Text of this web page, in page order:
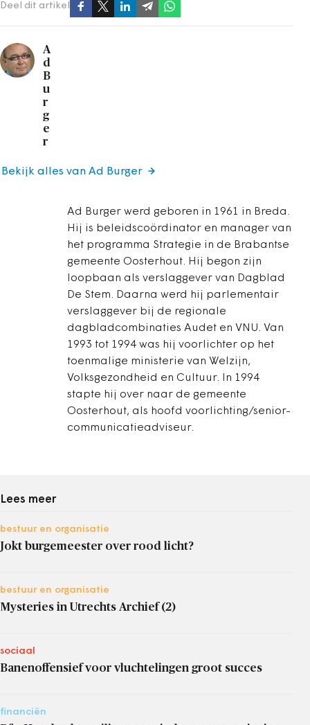
Deel dit artikel
A
d
B
u
r
g
e
r
Ad Burger werd geboren in 1961 in Breda.
Hij is beleidscoördinator en manager van
het programma Strategie in de Brabantse
gemeente Oosterhout. Hij begon zijn
loopbaan als verslaggever van Dagblad
De Stem. Daarna werd hij parlementair
verslaggever bij de regionale
dagbladcombinaties Audet en VNU. Van
1993 tot 1994 was hij voorlichter op het
toenmalige ministerie van Welzijn,
Volksgezondheid en Cultuur. In 1994
stapte hij over naar de gemeente
Oosterhout, als hoofd voorlichting/senior-
communicatieadviseur.
Bekijk alles van Ad Burger
Lees meer
bestuur en organisatie
Jokt burgemeester over rood licht?
bestuur en organisatie
Mysteries in Utrechts Archief (2)
sociaal
Banenoffensief voor vluchtelingen groot succes
financiën